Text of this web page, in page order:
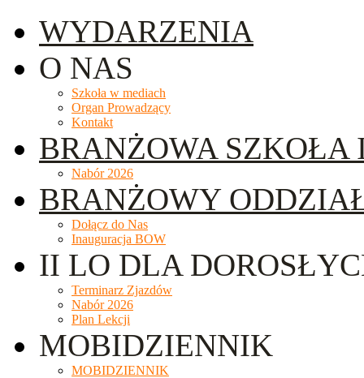
WYDARZENIA
O NAS
Szkoła w mediach
Organ Prowadzący
Kontakt
BRANŻOWA SZKOŁA
Nabór 2026
BRANŻOWY
Dołącz do Nas
Inauguracja BOW
II LO DLA
Terminarz Zjazdów
Nabór 2026
Plan Lekcji
MOBIDZIENNIK
MOBIDZIENNIK